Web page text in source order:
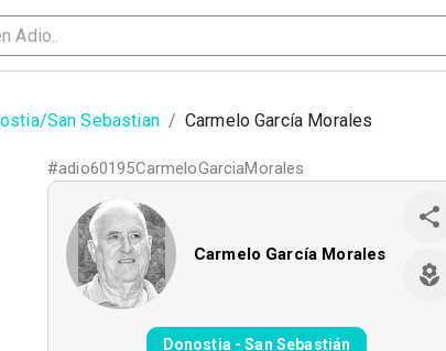
San Sebastian / Carmelo García Morales
#adio60195CarmeloGarciaMorales
Carmelo García Morales
Donostia - San Sebastián